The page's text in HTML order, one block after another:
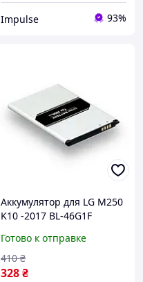
Impulse 93%
Аккумулятор для LG M250
K10 -2017 BL-46G1F
батарея Li-pol 2700 мАч
AAAA no LOGO
Готово к отправке
328₴
410 ₴